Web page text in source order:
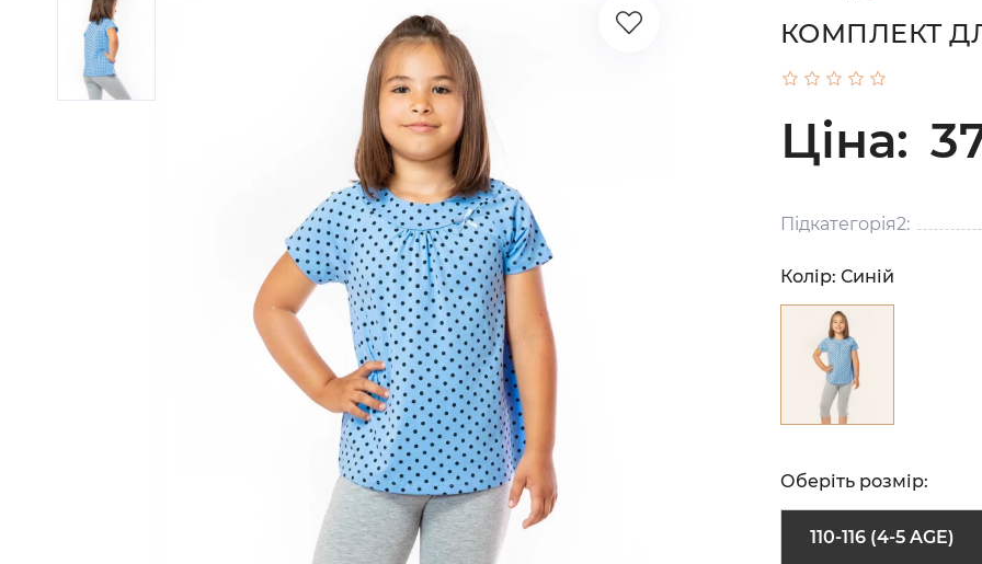
КОМПЛЕКТ
Ціна:
Підкатегорія2:
Колір: Синій
Оберіть розмір:
110-116 (4-5 AGE)